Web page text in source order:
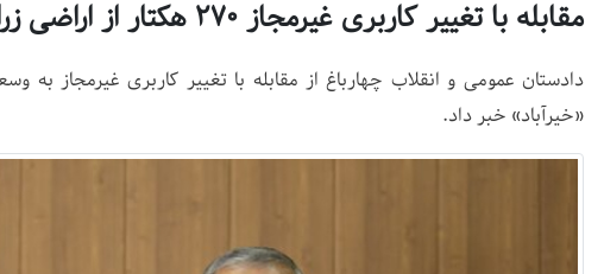
مقابله با تغییر کاربری غیرمجاز 270 هکتار از اراضی زراعی در چهارباغ
«خیرآباد» خبر داد.